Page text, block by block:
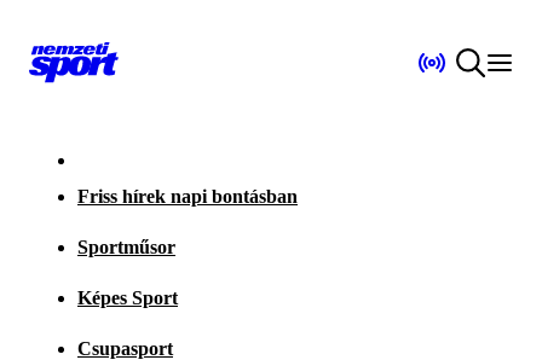
Friss hírek napi bontásban
Sportműsor
Képes Sport
Csupasport